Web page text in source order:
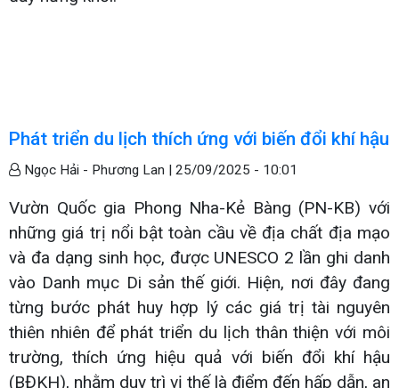
Phát triển du lịch thích ứng với biến đổi khí hậu
Ngọc Hải - Phương Lan | 25/09/2025 - 10:01
Vườn Quốc gia Phong Nha-Kẻ Bàng (PN-KB) với
những giá trị nổi bật toàn cầu về địa chất địa mạo
và đa dạng sinh học, được UNESCO 2 lần ghi danh
vào Danh mục Di sản thế giới. Hiện, nơi đây đang
từng bước phát huy hợp lý các giá trị tài nguyên
thiên nhiên để phát triển du lịch thân thiện với môi
trường, thích ứng hiệu quả với biến đổi khí hậu
(BĐKH), nhằm duy trì vị thế là điểm đến hấp dẫn, an